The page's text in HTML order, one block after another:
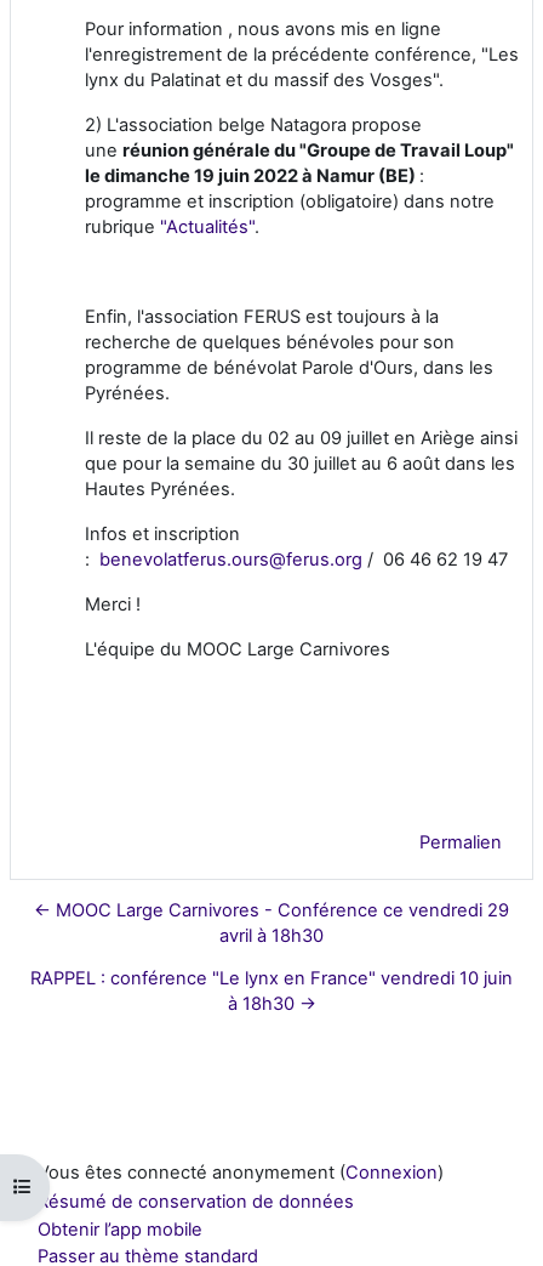
Ouvrir l’index du cours
Pour information , nous avons mis en ligne
l'enregistrement de la précédente conférence, "Les
lynx du Palatinat et du massif des Vosges".
2) L'association belge Natagora propose
une réunion générale du "Groupe de Travail Loup"
le dimanche 19 juin 2022 à Namur (BE) :
programme et inscription (obligatoire) dans notre
rubrique "Actualités".
Enfin, l'association FERUS est toujours à la
recherche de quelques bénévoles pour son
programme de bénévolat Parole d'Ours, dans les
Pyrénées.
Il reste de la place du 02 au 09 juillet en Ariège ainsi
que pour la semaine du 30 juillet au 6 août dans les
Hautes Pyrénées.
Infos et inscription
: benevolatferus.ours@ferus.org / 06 46 62 19 47
Merci !
L'équipe du MOOC Large Carnivores
Permalien
← MOOC Large Carnivores - Conférence ce vendredi 29
avril à 18h30
RAPPEL : conférence "Le lynx en France" vendredi 10 juin
à 18h30 →
Vous êtes connecté anonymement (Connexion)
Résumé de conservation de données
Obtenir l’app mobile
Passer au thème standard